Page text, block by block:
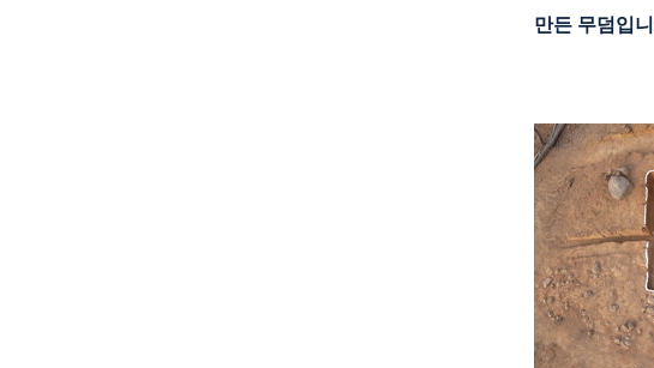
만든 무덤입니